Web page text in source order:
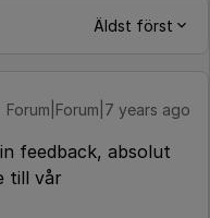
Äldst först
Forum|Forum|7 years ago
feedback, absolut
till vår